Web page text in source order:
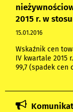
2015 r. w
15.01.2016
Wskaźnik cen
IV kwartale 2015
99,7 (spadek cen